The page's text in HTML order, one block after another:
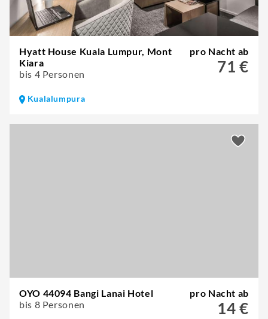
Hyatt House Kuala Lumpur, Mont
Kiara
bis 4 Personen
pro Nacht ab
71 €
Kualalumpura
OYO 44094 Bangi Lanai Hotel
bis 8 Personen
pro Nacht ab
14 €